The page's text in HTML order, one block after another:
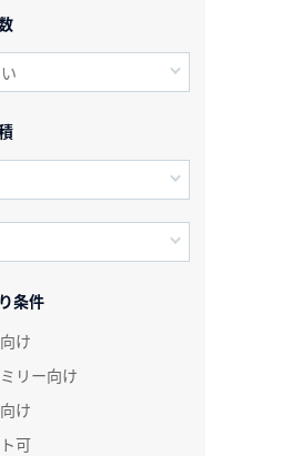
条件
け
リー向け
け
可